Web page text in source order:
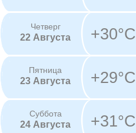
Четверг
22 Августа +30°C
Пятница
23 Августа +29°C
Суббота
24 Августа +31°C